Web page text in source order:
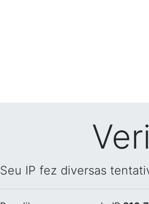
Seu IP fez diversas